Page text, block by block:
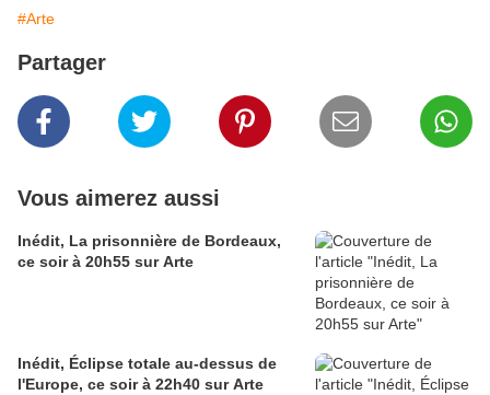
#Arte
Partager
Vous aimerez aussi
Inédit, La prisonnière de Bordeaux,
ce soir à 20h55 sur Arte
Inédit, Éclipse totale au-dessus de
l'Europe, ce soir à 22h40 sur Arte